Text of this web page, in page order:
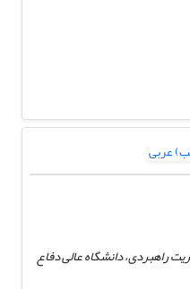
راهبردی، دانشگاه عالی دفاع